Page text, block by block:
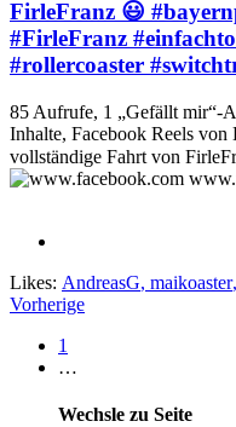
FirleFranz 😃
#FirleFranz
#rollercoaster
85 Aufrufe, 1 „Gefällt mir“-
Inhalte, Facebook Reels
vollständige Fahrt von
Likes: AndreasG, maikoaster,
Vorherige
1
…
Wechsle zu Seite